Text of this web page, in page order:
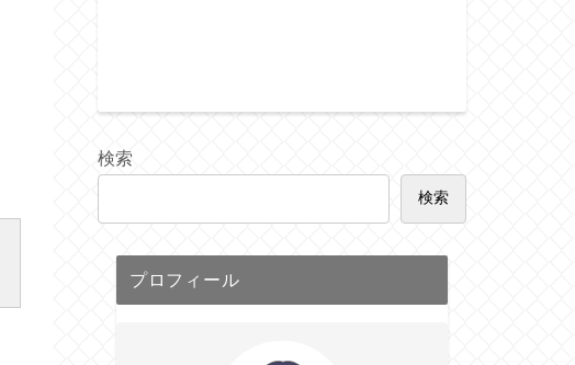
検索
検索
プロフィール